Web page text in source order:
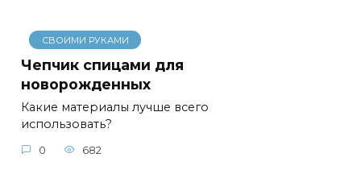
СВОИМИ РУКАМИ
Чепчик спицами для
новорожденных
Какие материалы лучше всего
использовать?
0 682